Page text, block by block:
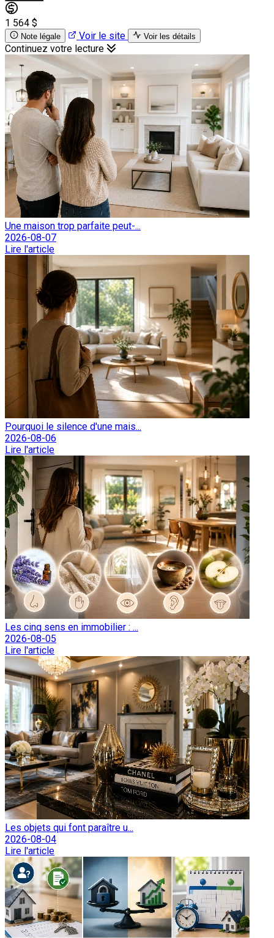
1 564 $
Note légale Voir le site Voir les détails
Continuez votre lecture
Une maison trop parfaite peut-...
2026-08-07
Lire l'article
Pourquoi le silence d'une mais...
2026-08-06
Lire l'article
Les cinq sens en immobilier : ...
2026-08-05
Lire l'article
Les objets qui font paraître u...
2026-08-04
Lire l'article